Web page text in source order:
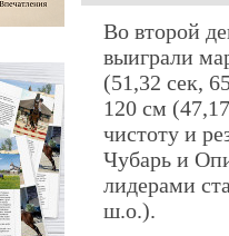
Во второй
выиграли
(51,32 сек,
120 см
чистоту и
Чубарь и
лидерами
ш.о.).